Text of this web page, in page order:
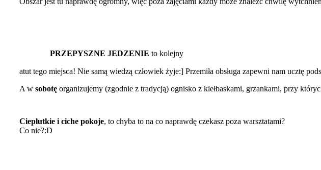
PRZEPYSZNE JEDZENIE to kolejny
atut tego miejsca! Nie samą wiedzą człowiek żyje:] Przemiła obsługa zapewni nam ucztę
A w sobotę organizujemy (zgodnie z tradycją) ognisko z kiełbaskami, grzankami, przy
Cieplutkie i ciche pokoje, to chyba to na co naprawdę czekasz poza warsztatami?
Co nie?:D